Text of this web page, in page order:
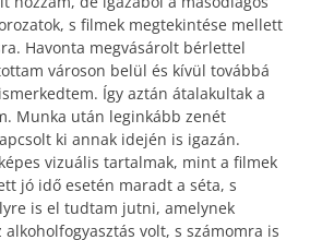
s filmek megtekintése mellett
Havonta megvásárolt bérlettel
városon belül és kívül továbbá
Így aztán átalakultak a
Munka után leginkább zenét
ki annak idején is igazán.
vizuális tartalmak, mint a filmek
jó idő esetén maradt a séta, s
is el tudtam jutni, amelynek
volt, s számomra is